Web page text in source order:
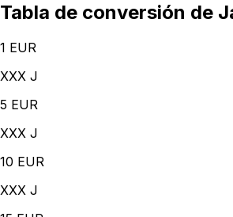
Tabla de conversión de
1 EUR
XXX J
5 EUR
XXX J
10 EUR
XXX J